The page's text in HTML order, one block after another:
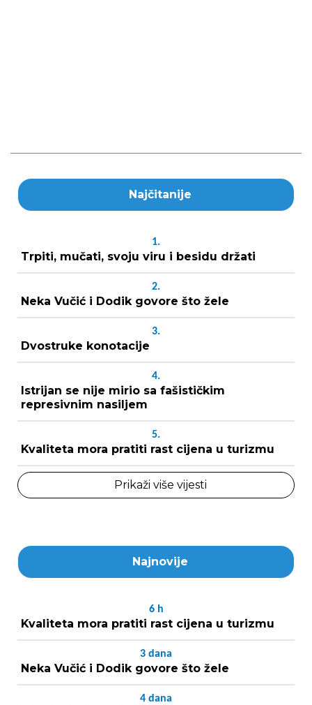
Najčitanije
1.
Trpiti, mučati, svoju viru i besidu držati
2.
Neka Vučić i Dodik govore što žele
3.
Dvostruke konotacije
4.
Istrijan se nije mirio sa fašističkim
represivnim nasiljem
5.
Kvaliteta mora pratiti rast cijena u turizmu
Prikaži više vijesti
Najnovije
6 h
Kvaliteta mora pratiti rast cijena u turizmu
3 dana
Neka Vučić i Dodik govore što žele
4 dana